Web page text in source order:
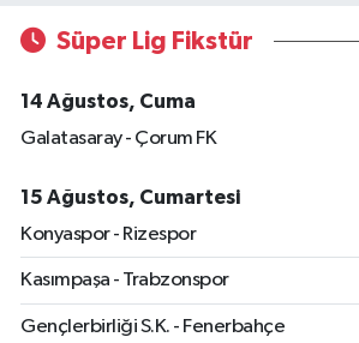
Süper Lig Fikstür
14 Ağustos, Cuma
Galatasaray - Çorum FK
15 Ağustos, Cumartesi
Konyaspor - Rizespor
Kasımpaşa - Trabzonspor
Gençlerbirliği S.K. - Fenerbahçe